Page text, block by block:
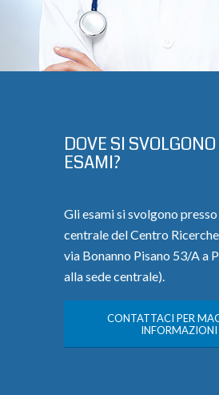
DOVE SI SVOLGONO
ESAMI?
Gli esami si svolgono presso
centrale del Centro
via Bonanno Pisano 53/A a
alla sede centrale).
CONTATTACI PER
INFORMAZIONI